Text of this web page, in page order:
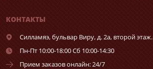
КОНТАКТЫ
Силламяэ,бульвар Виру, д. 2а, второй этаж.
Пн-Пт 10:00-18:00 Сб 10:00-14:30
Прием заказов онлайн: 24/7